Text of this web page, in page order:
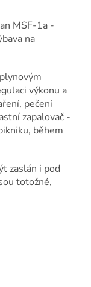
MSF-1a -
na
výkonu a
pečení
zapalovač -
během
zaslán i pod
totožné,